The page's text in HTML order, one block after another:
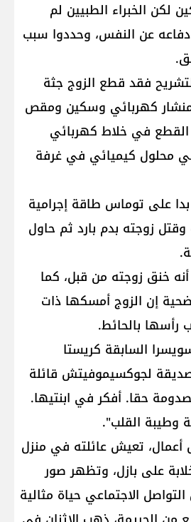
الخبراء الطبيين لم
عن النفس، وحددوا سبب
فقد قطع الزوج جثة
منشار كهربائي وسكين ومقص
في خلاط كهربائي
محلول كيميائي في غرفة
على توماس طاقة إجرامية
زوجته بدم بارد ثم حاول
خنق زوجته من قبل، كما
إن الزوج أمسكها ذات
رأسها بالحائط.
السابقة كريستا
لجوكسيموفيتش قائلة
حقا. أفكر في ابنتيها.
وطيبة القلب".
تعيش عائلته في منزل
على بازل، وتظهر صور
الاجتماعي حياة مثالية